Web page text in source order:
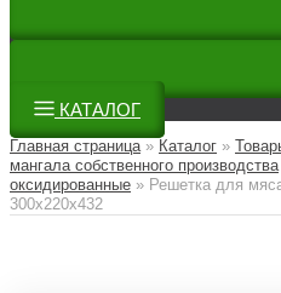
КАТАЛОГ
Главная страница» Каталог »
мангала собственного производства
оксидированные » Решетка для
300х220х432